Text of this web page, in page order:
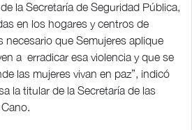
la Secretaría de Seguridad Pública,
en los hogares y centros de
necesario que Semujeres aplique
a erradicar esa violencia y que se
las mujeres vivan en paz”, indicó
la titular de la Secretaría de las